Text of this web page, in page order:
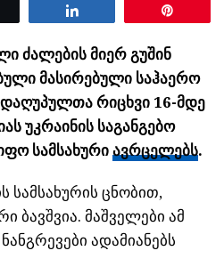
ძალების მიერ გუშინ
მასირებული საჰაერო
რიცხვი 16-მდე
უკრაინის საგანგებო
სამსახური ავრცელებს.
სამსახურის ცნობით,
მაშველები ამ
ადამიანებს